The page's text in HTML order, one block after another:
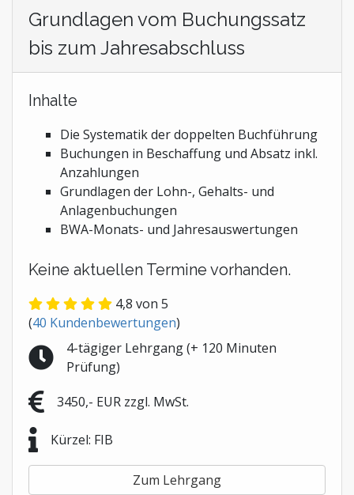
Grundlagen vom Buchungssatz
bis zum Jahresabschluss
Inhalte
Die Systematik der doppelten Buchführung
Buchungen in Beschaffung und Absatz inkl.
Anzahlungen
Grundlagen der Lohn-, Gehalts- und
Anlagenbuchungen
BWA-Monats- und Jahresauswertungen
Keine aktuellen Termine vorhanden.
4,8 von 5
(40 Kundenbewertungen)
4-tägiger Lehrgang (+ 120 Minuten
Prüfung)
3450,- EUR zzgl. MwSt.
Kürzel: FIB
Zum Lehrgang